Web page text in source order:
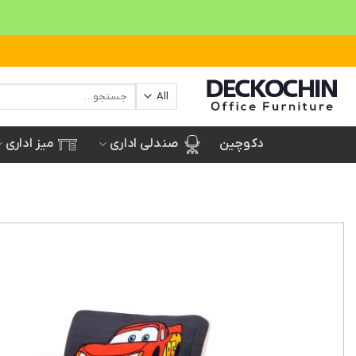
to
content
برای:
دکوچین صندلی اداری میز اداری